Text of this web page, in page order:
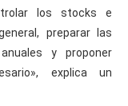
los stocks e
preparar las
y proponer
explica un